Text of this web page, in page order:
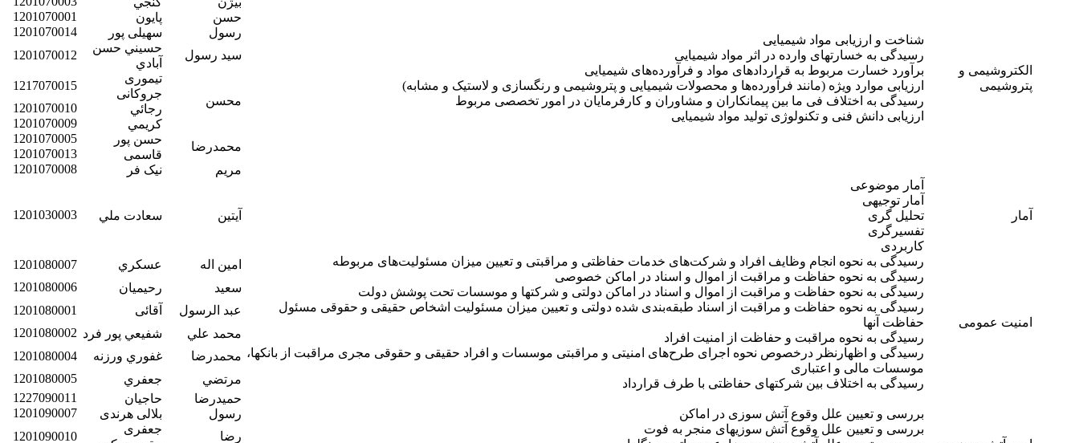
الکتروشیمی و
پتروشیمی
شناخت و ارزیابی مواد شیمیایی
رسیدگی به خسارتهای وارده در اثر مواد شیمیایی
برآورد خسارت مربوط به قراردادهای مواد و فرآورده‌های شیمیایی
ارزیابی موارد ویژه (مانند فرآورده‌ها و محصولات شیمیایی و پتروشیمی و رنگسازی و لاستیک و مشابه)
رسیدگی به اختلاف فی ما بین پیمانکاران و مشاوران و کارفرمایان در امور تخصصی مربوط
ارزیابی دانش فنی و تکنولوژی تولید مواد شیمیایی
حسن
پایون
1201070001
رسول
سهیلی پور
1201070014
سيد رسول
حسيني حسن
آبادي
1201070012
محسن
تیموری
جروکانی
1217070015
رجائي
1201070010
كريمي
1201070009
محمدرضا
حسن پور
1201070005
قاسمی
1201070013
مریم
نیک فر 1201070008
آمار
آمار موضوعی
آمار توجیهی
تحلیل گری
تفسیرگری
کاربردی
آيتين سعادت ملي 1201030003
امنیت عمومی
رسیدگی به نحوه انجام وظایف افراد و شرکت‌های خدمات حفاظتی و مراقبتی و تعیین میزان مسئولیت‌های مربوطه
رسیدگی به نحوه حفاظت و مراقبت از اموال و اسناد در اماکن خصوصی
رسیدگی به نحوه حفاظت و مراقبت از اموال و اسناد در اماکن دولتی و شرکتها و موسسات تحت پوشش دولت
رسیدگی به نحوه حفاظت و مراقبت از اسناد طبقه‌بندی شده دولتی و تعیین میزان مسئولیت اشخاص حقیقی و حقوقی مسئول
حفاظت آنها
رسیدگی به نحوه مراقبت و حفاظت از امنیت افراد
رسیدگی و اظهارنظر درخصوص نحوه اجرای طرح‌های امنیتی و مراقبتی موسسات و افراد حقیقی و حقوقی مجری مراقبت از بانکها،
موسسات مالی و اعتباری
رسیدگی به اختلاف بین شرکتهای حفاظتی با طرف قرارداد
امين اله عسكري
1201080007
سعيد
رحيميان
1201080006
عبد الرسول
آقائی
1201080001
محمد علي
شفيعي پور فرد 1201080002
محمدرضا
غفوري ورزنه
1201080004
مرتضي
جعفري 1201080005
بررسی و تعیین علل وقوع آتش سوزی در اماکن
بررسی و تعیین علل وقوع آتش سوزیهای منجر به فوت
حمیدرضا حاجیان
1227090011
رسول
بلالی هرندی
1201090007
رضا
جعفری
1201090010